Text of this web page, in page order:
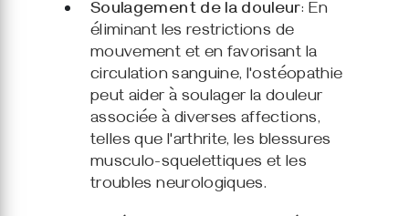
Soulagement de la douleur: En
éliminant les restrictions de
mouvement et en favorisant la
circulation sanguine, l'ostéopathie
peut aider à soulager la douleur
associée à diverses affections,
telles que l'arthrite, les blessures
musculo-squelettiques et les
troubles neurologiques.